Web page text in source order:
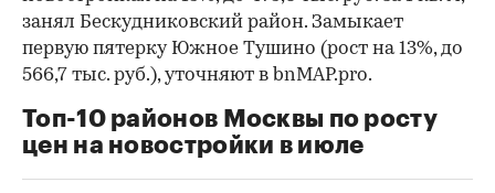
00:00 / 00:00
занял Бескудниковский район. Замыкает
первую пятерку Южное Тушино (рост на 13%, до
566,7 тыс. руб.), уточняют в bnMAP.pro.
Топ-10 районов Москвы по росту
цен на новостройки в июле